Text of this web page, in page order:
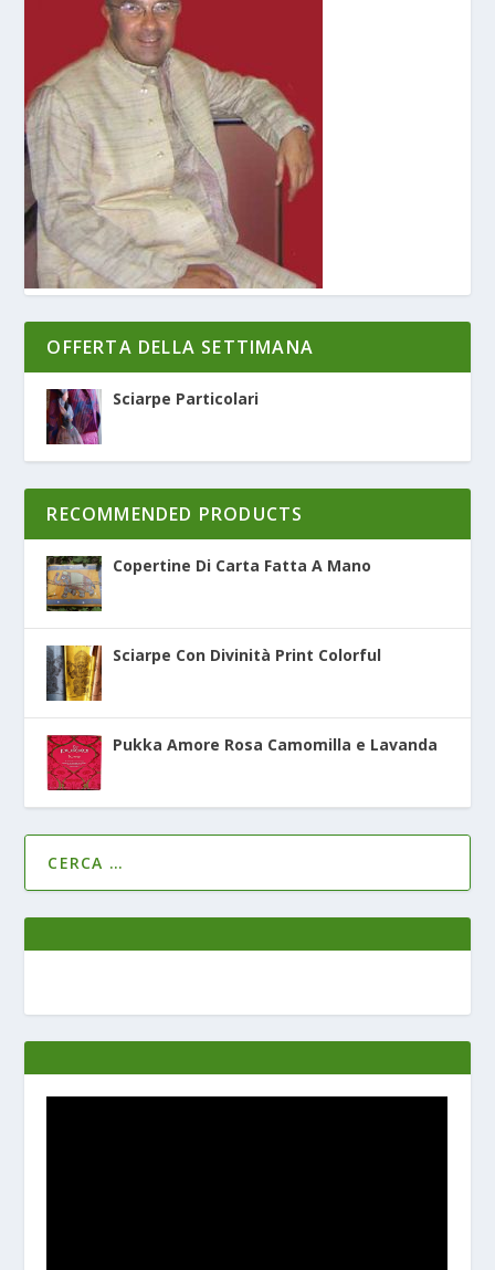
OFFERTA DELLA SETTIMANA
Sciarpe Particolari
RECOMMENDED PRODUCTS
Copertine Di Carta Fatta A Mano
Sciarpe Con Divinità Print Colorful
Pukka Amore Rosa Camomilla e Lavanda